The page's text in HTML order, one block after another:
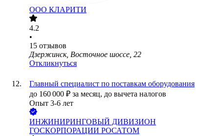
ООО КЛАРИТИ
4.2
•
15 отзывов
Дзержинск, Восточное шоссе, 22
Откликнуться
Главный специалист по поставкам оборудования
до 160 000 ₽ за месяц, до вычета налогов
Опыт 3-6 лет
ИНЖИНИРИНГОВЫЙ ДИВИЗИОН
ГОСКОРПОРАЦИИ РОСАТОМ